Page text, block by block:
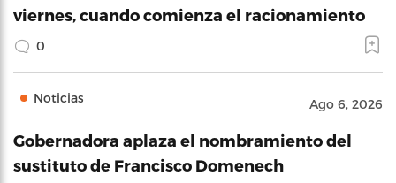
viernes, cuando comienza el racionamiento
0
Noticias Ago 6, 2026
Gobernadora aplaza el nombramiento del
sustituto de Francisco Domenech